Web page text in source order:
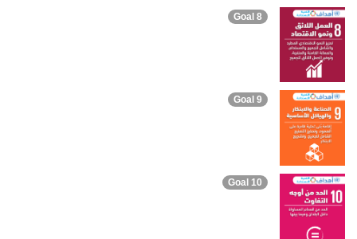
Goal 8
Goal 9
Goal 10